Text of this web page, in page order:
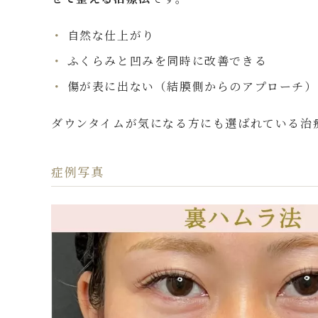
自然な仕上がり
ふくらみと凹みを同時に改善できる
傷が表に出ない（結膜側からのアプローチ）
ダウンタイムが気になる方にも選ばれている治
症例写真